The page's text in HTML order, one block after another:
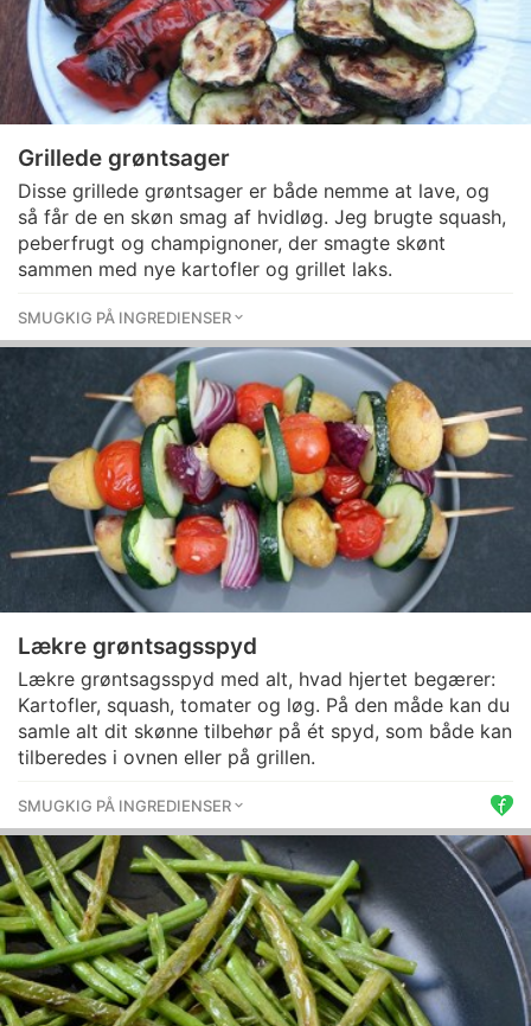
Grillede grøntsager
Disse grillede grøntsager er både nemme at lave, og
så får de en skøn smag af hvidløg. Jeg brugte squash,
peberfrugt og champignoner, der smagte skønt
sammen med nye kartofler og grillet laks.
SMUGKIG PÅ INGREDIENSER
Lækre grøntsagsspyd
Lækre grøntsagsspyd med alt, hvad hjertet begærer:
Kartofler, squash, tomater og løg. På den måde kan du
samle alt dit skønne tilbehør på ét spyd, som både kan
tilberedes i ovnen eller på grillen.
SMUGKIG PÅ INGREDIENSER